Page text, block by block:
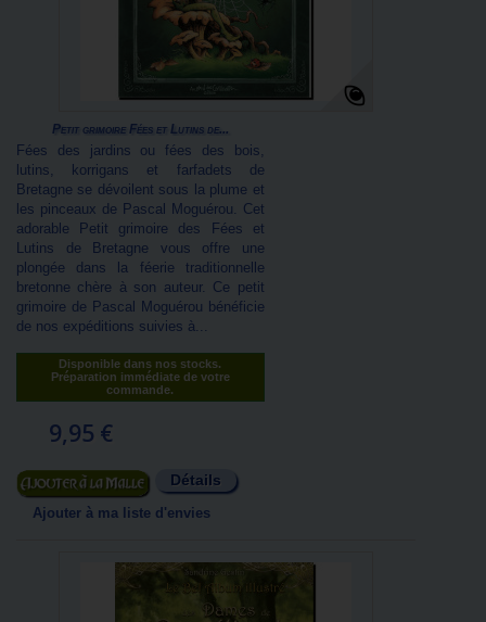
Petit grimoire Fées et Lutins de...
Fées des jardins ou fées des bois,
lutins, korrigans et farfadets de
Bretagne se dévoilent sous la plume et
les pinceaux de Pascal Moguérou. Cet
adorable Petit grimoire des Fées et
Lutins de Bretagne vous offre une
plongée dans la féerie traditionnelle
bretonne chère à son auteur. Ce petit
grimoire de Pascal Moguérou bénéficie
de nos expéditions suivies à...
Disponible dans nos stocks.
Préparation immédiate de votre
commande.
9,95 €
Ajouter au panier Détails
Ajouter à ma liste d'envies